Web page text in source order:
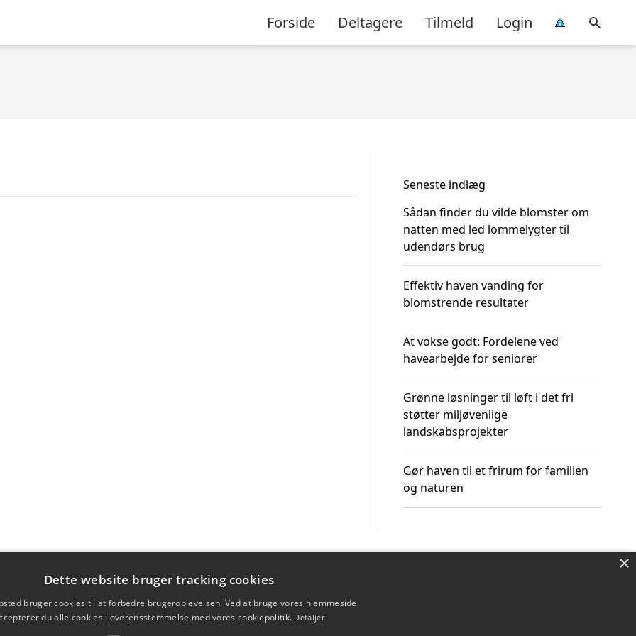
Forside Deltagere Tilmeld Login
Seneste indlæg
Sådan finder du vilde blomster om
natten med led lommelygter til
udendørs brug
Effektiv haven vanding for
blomstrende resultater
At vokse godt: Fordelene ved
havearbejde for seniorer
Grønne løsninger til løft i det fri
støtter miljøvenlige
landskabsprojekter
Gør haven til et frirum for familien
og naturen
×
Dette website bruger tracking cookies
bruger cookies til at forbedre brugeroplevelsen. Ved at bruge vores hjemmeside
du alle cookies i overensstemmelse med vores cookiepolitik. Detaljer